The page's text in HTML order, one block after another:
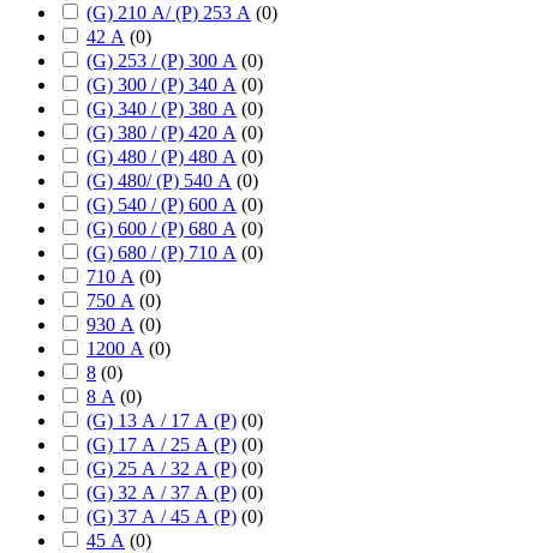
(G) 210 А/ (P) 253 А (0)
42 А (0)
(G) 253 / (P) 300 А (0)
(G) 300 / (P) 340 А (0)
(G) 340 / (P) 380 А (0)
(G) 380 / (P) 420 А (0)
(G) 480 / (P) 480 А (0)
(G) 480/ (P) 540 А (0)
(G) 540 / (P) 600 А (0)
(G) 600 / (P) 680 А (0)
(G) 680 / (P) 710 А (0)
710 А (0)
750 А (0)
930 А (0)
1200 А (0)
8 (0)
8 А (0)
(G) 13 А / 17 А (P) (0)
(G) 17 А / 25 А (P) (0)
(G) 25 А / 32 А (P) (0)
(G) 32 А / 37 А (P) (0)
(G) 37 А / 45 А (P) (0)
45 А (0)